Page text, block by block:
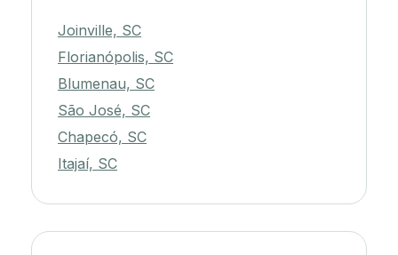
Joinville, SC
Florianópolis, SC
Blumenau, SC
São José, SC
Chapecó, SC
Itajaí, SC